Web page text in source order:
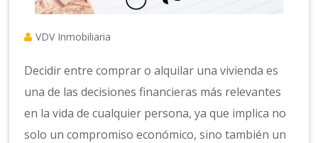
VDV Inmobiliaria
Decidir entre comprar o alquilar una vivienda es
una de las decisiones financieras más relevantes
en la vida de cualquier persona, ya que implica no
solo un compromiso económico, sino también un